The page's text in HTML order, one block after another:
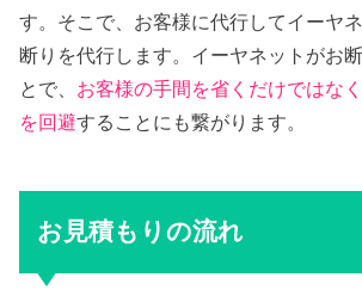
す。そこで、お客様に代行してイーヤ
断りを代行します。イーヤネットがお
とで、 お客様の手間を省くだけではな
を回避することにも繋がります。
お見積もりの流れ